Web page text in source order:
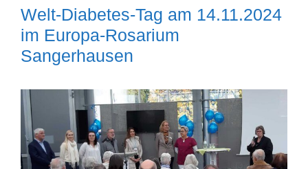
Welt-Diabetes-Tag am 14.11.2024
im Europa-Rosarium
Sangerhausen